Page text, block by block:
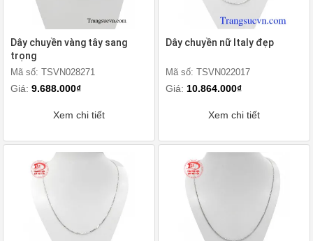
Dây chuyền vàng tây sang
trọng
Mã số: TSVN028271
Giá: 9.688.000₫
Xem chi tiết
Dây chuyền nữ Italy đẹp
Mã số: TSVN022017
Giá: 10.864.000₫
Xem chi tiết